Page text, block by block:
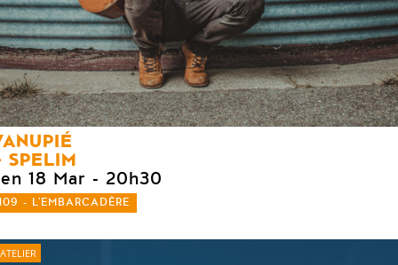
SPELIM
18 Mar - 20h30
- L'EMBARCADÈRE
ATELIER